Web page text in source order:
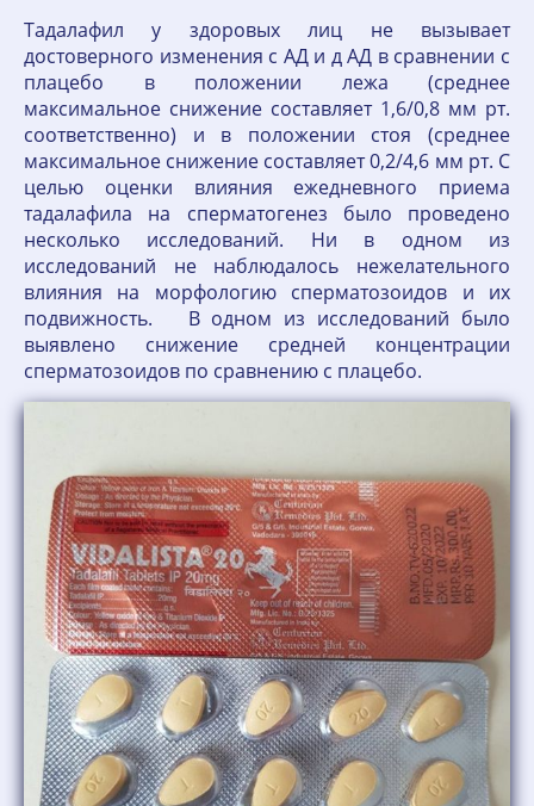
Тадалафил у здоровых лиц не вызывает
достоверного изменения с АД и д АД в сравнении с
плацебо в положении лежа (среднее
максимальное снижение составляет 1,6/0,8 мм рт.
соответственно) и в положении стоя (среднее
максимальное снижение составляет 0,2/4,6 мм рт. С
целью оценки влияния ежедневного приема
тадалафила на сперматогенез было проведено
несколько исследований. Ни в одном из
исследований не наблюдалось нежелательного
влияния на морфологию сперматозоидов и их
подвижность. В одном из исследований было
выявлено снижение средней концентрации
сперматозоидов по сравнению с плацебо.